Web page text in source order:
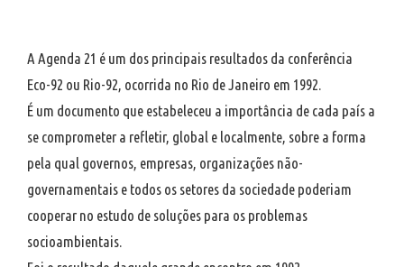
A Agenda 21 é um dos principais resultados da conferência
Eco-92 ou Rio-92, ocorrida no Rio de Janeiro em 1992.
É um documento que estabeleceu a importância de cada país a
se comprometer a refletir, global e localmente, sobre a forma
pela qual governos, empresas, organizações não-
governamentais e todos os setores da sociedade poderiam
cooperar no estudo de soluções para os problemas
socioambientais.